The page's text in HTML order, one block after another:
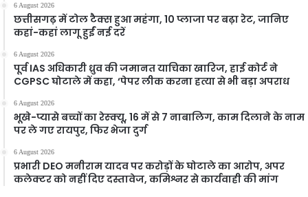
6 August 2026
छत्तीसगढ़ में टोल टैक्स हुआ महंगा, 10 प्लाजा पर बढ़ा रेट, जानिए
कहां-कहां लागू हुईं नई दरें
6 August 2026
पूर्व IAS अधिकारी ध्रुव की जमानत याचिका खारिज, हाई कोर्ट ने
CGPSC घोटाले में कहा, ‘पेपर लीक करना हत्या से भी बड़ा अपराध
6 August 2026
भूखे-प्यासे बच्चों का रेस्क्यू, 16 में से 7 नाबालिग, काम दिलाने के नाम
पर ले गए रायपुर, फिर भेजा दुर्ग
6 August 2026
प्रभारी DEO मनीराम यादव पर करोड़ों के घोटाले का आरोप, अपर
कलेक्टर को नहीं दिए दस्तावेज, कमिश्नर से कार्यवाही की मांग